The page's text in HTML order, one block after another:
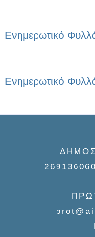
Ενημερωτικό
Ενημερωτικό
ΔΗΜΟΣ